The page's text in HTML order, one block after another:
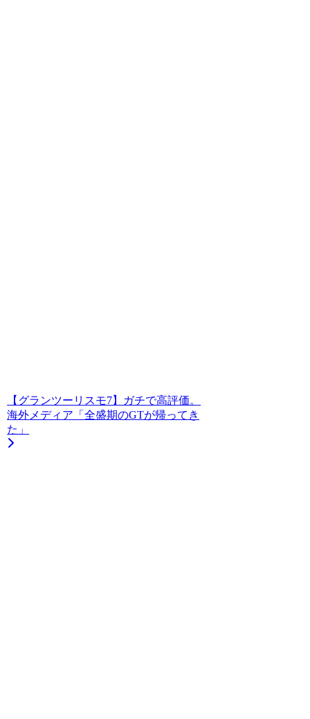
【グランツーリスモ7】ガチで高評価。
海外メディア「全盛期のGTが帰ってき
た」